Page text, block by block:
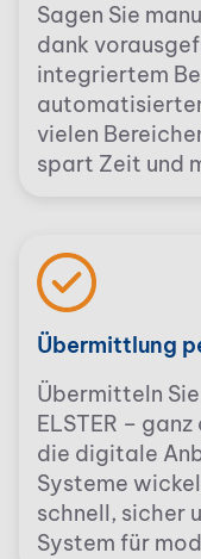
Sagen Sie
dank
integriertem
vielen
spart Zeit und
Übermittlung
Übermitteln
ELSTER –
die digitale
Systeme
schnell, sicher
System für